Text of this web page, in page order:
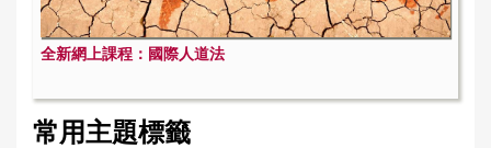
全新網上課程：國際人道法
常用主題標籤